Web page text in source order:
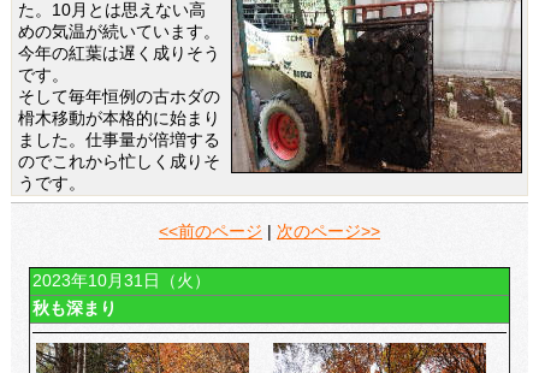
た。10月とは思えない高
めの気温が続いています。
今年の紅葉は遅く成りそう
です。
そして毎年恒例の古ホダの
榾木移動が本格的に始まり
ました。仕事量が倍増する
のでこれから忙しく成りそ
うです。
<<前のページ 次のページ>>
2023年10月31日（火）
秋も深まり